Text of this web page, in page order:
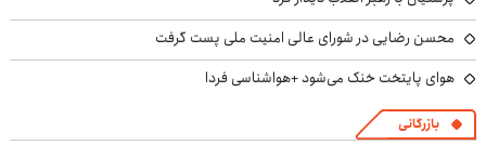
محسن رضایی در شورای عالی امنیت ملی پست گرفت
هوای پایتخت خنک می‌شود +هواشناسی فردا
بازرگانی